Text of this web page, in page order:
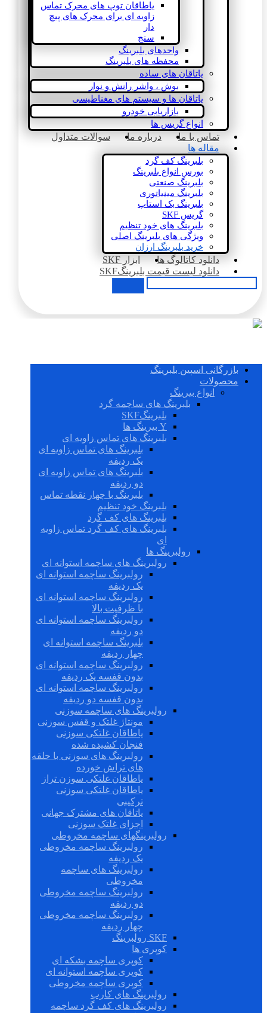
یاطاقان توپ های محرک تماس
زاویه ای برای محرک های پیچ
دار
سنج
واحدهای بلبرینگ
محفظه های بلبرینگ
یاتاقان های ساده
بوش ، واشر رانش و نوار
یاتاقان ها و سیستم های مغناطیسی
بازاریابی خودرو
انواع گریس ها
تماس با ما درباره ما
سوالات متداول
مقاله ها
بلبرینگ کف گرد
بورس انواع بلبرینگ
بلبرینگ صنعتی
بلبرینگ مینیاتوری
بلبرینگ بک استاپ
گریس SKF
بلبرینگ های خود تنظیم
ویژگی های بلبرینگ اصلی
خرید بلبرینگ ارزان
دانلود کاتالوگ ها
ابزار SKF
دانلود لیست قیمت بلبرینگSKF
بازرگانی اسپین بلبرینگ
محصولات
انواع بیرینگ
بلبرینگ های ساچمه گرد
بلبرینگSKF
Y بیرینگ ها
بلبرینگ های تماس زاویه ای
بلبرینگ های تماس زاویه ای
یک ردیفه
بلبرینگ های تماس زاویه ای
دو ردیفه
بلبرینگ با چهار نقطه تماس
بلبرینگ خود تنظیم
بلبرینگ های کف گرد
بلبرینگ های کف گرد تماس زاویه
ای
رولبرینگ ها
رولبرینگ های ساچمه استوانه ای
رولبرینگ ساچمه استوانه ای
یک ردیفه
رولبرینگ ساچمه استوانه ای
با ظرفیت بالا
رولبرینگ ساچمه استوانه ای
دو ردیفه
بلبرینگ ساچمه استوانه ای
چهار ردیفه
رولبرینگ ساچمه استوانه ای
بدون قفسه یک ردیفه
رولبرینگ ساچمه استوانه ای
بدون قفسه دو ردیفه
رولبرینگ های ساچمه سوزنی
مونتاژ غلتک و قفس سوزنی
یاطاقان غلتکی سوزنی
فنجان کشیده شده
رولبرینگ های سوزنی با حلقه
های تراش خورده
یاطاقان غلتکی سوزن تراز
یاطاقان غلتکی سوزنی
ترکیبی
یاتاقان های مشترک جهانی
اجزای غلتک سوزنی
رولبرینگهای ساچمه مخروطی
رولبرینگ ساچمه مخروطی
یک ردیفه
رولبرینگ های ساچمه
مخروطی
رولبرینگ ساچمه مخروطی
دو ردیفه
رولبرینگ ساچمه مخروطی
چهار ردیفه
SKF رولبرینگ
کوپری ها
کوپری ساچمه بشکه ای
کوپری ساچمه استوانه ای
کوپری ساچمه مخروطی
رولبرینگ های کارب
رولبرینگ های کف گرد ساچمه